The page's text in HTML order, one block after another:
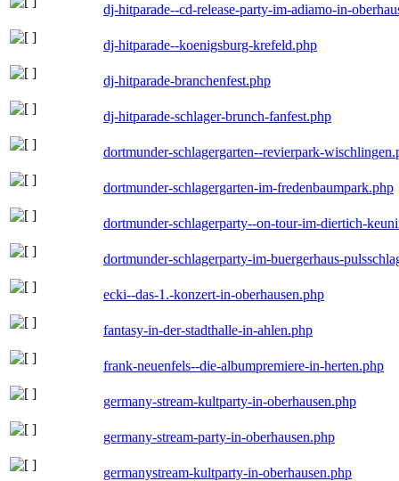
dj-hitparade--cd-release-party-im-adiamo-in-
dj-hitparade--koenigsburg-krefeld.php
dj-hitparade-branchenfest.php
dj-hitparade-schlager-brunch-fanfest.php
dortmunder-schlagergarten--revierpark-
dortmunder-schlagergarten-im-fredenbaumpark.php
dortmunder-schlagerparty--on-tour-im-diertich-
dortmunder-schlagerparty-im-buergerhaus-
ecki--das-1.-konzert-in-oberhausen.php
fantasy-in-der-stadthalle-in-ahlen.php
frank-neuenfels--die-albumpremiere-in-herten.php
germany-stream-kultparty-in-oberhausen.php
germany-stream-party-in-oberhausen.php
germanystream-kultparty-in-oberhausen.php